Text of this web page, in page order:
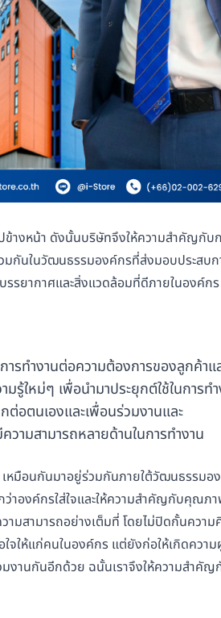
ข้างหน้า ดังนั้นบริษัทจึงให้ความสำคัญกั
กันในวัฒนธรรมองค์กรที่ส่งมอบประส
รยากาศและสิ่งแวดล้อมที่ดีภายในองค์
รทำงานต่อความต้องการของลูกค้าแ
ใหม่ๆ เพื่อนำมาประยุกต์ใช้ในการท
อตนเองและเพื่อนร่วมงานและ
ามสามารถหลายด้านในการทำงาน
หมือนกันมาอยู่ร่วมกันภายใต้วัฒนธรรม
องค์กรใส่ใจและให้ความสำคัญกับคุณภ
สามารถอย่างเต็มที่ โดยไม่ปิดกั้นความ
จให้แก่คนในองค์กร แต่ยังก่อให้เกิดค
านกันอีกด้วย ฉนั้นเราจึงให้ความสำคั